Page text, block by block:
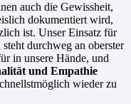
auch die Gewissheit,
dokumentiert wird,
ist. Unser Einsatz für
steht durchweg an oberster
in unsere Hände, und
und Empathie
wieder zu